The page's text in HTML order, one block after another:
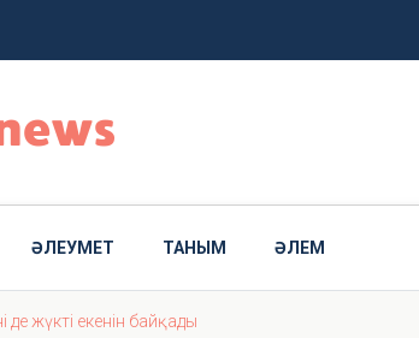
ӘЛЕУМЕТ ТАНЫМ ӘЛЕМ
де жүкті екенін байқады